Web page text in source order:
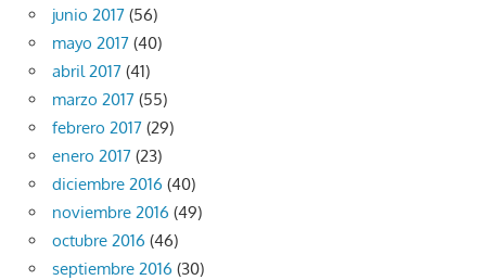
junio 2017 (56)
mayo 2017 (40)
abril 2017 (41)
marzo 2017 (55)
febrero 2017 (29)
enero 2017 (23)
diciembre 2016 (40)
noviembre 2016 (49)
octubre 2016 (46)
septiembre 2016 (30)